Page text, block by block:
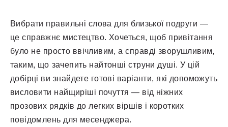
Вибрати правильні слова для близької подруги —
це справжнє мистецтво. Хочеться, щоб привітання
було не просто ввічливим, а справді зворушливим,
таким, що зачепить найтонші струни душі. У цій
добірці ви знайдете готові варіанти, які допоможуть
висловити найщиріші почуття — від ніжних
прозових рядків до легких віршів і коротких
повідомлень для месенджера.